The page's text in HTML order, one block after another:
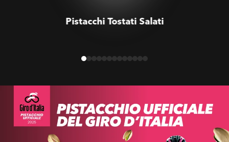
Pistacchi Tostati Salati